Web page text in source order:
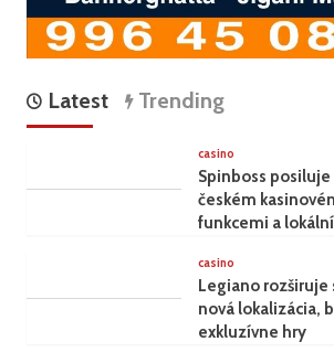
Latest Trending
casino
Spinboss
českém
funkcemi a
casino
Legiano rozširuje
nová lokalizácia,
exkluzívne hry